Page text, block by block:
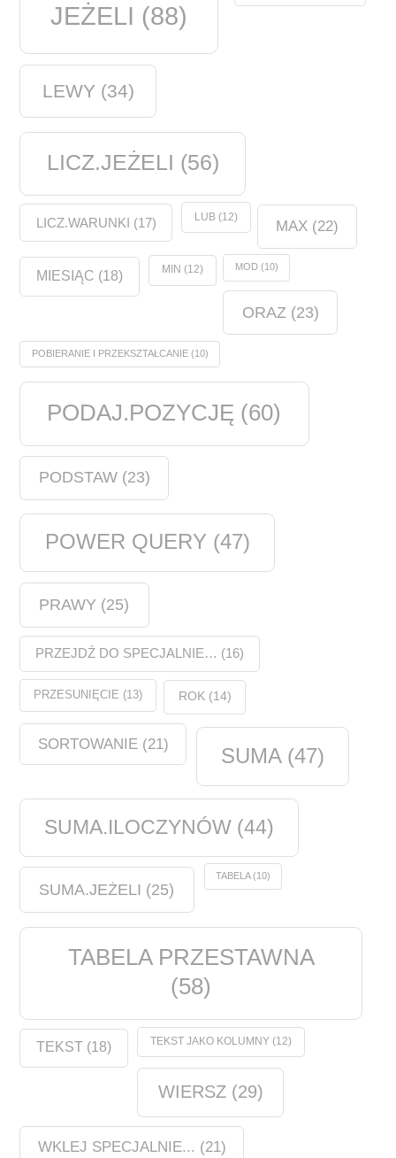
JEŻELI (88)
LEWY (34)
LICZ.JEŻELI (56)
LICZ.WARUNKI (17) LUB(12)
MAX(22)
MIESIĄC (18) MIN (12) MOD(10)
ORAZ (23)
POBIERANIE I PRZEKSZTAŁCANIE(10)
PODAJ.POZYCJĘ (60)
PODSTAW(23)
POWER QUERY (47)
PRAWY (25)
PRZEJDŹ DO SPECJALNIE… (16)
PRZESUNIĘCIE (13) ROK(14)
SORTOWANIE(21) SUMA(47)
SUMA.ILOCZYNÓW (44)
SUMA.JEŻELI (25)
TABELA(10)
TABELA PRZESTAWNA
(58)
TEKST (18) TEKST JAKO KOLUMNY(12)
WIERSZ(29)
WKLEJ SPECJALNIE... (21)